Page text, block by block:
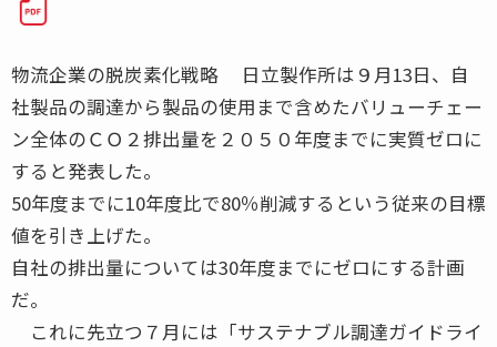
物流企業の脱炭素化戦略 日立製作所は９月13日、自
社製品の調達から製品の使用まで含めたバリューチェー
ン全体のＣＯ２排出量を２０５０年度までに実質ゼロに
すると発表した。
50年度までに10年度比で80％削減するという従来の目標
値を引き上げた。
自社の排出量については30年度までにゼロにする計画
だ。
これに先立つ７月には「サステナブル調達ガイドライ